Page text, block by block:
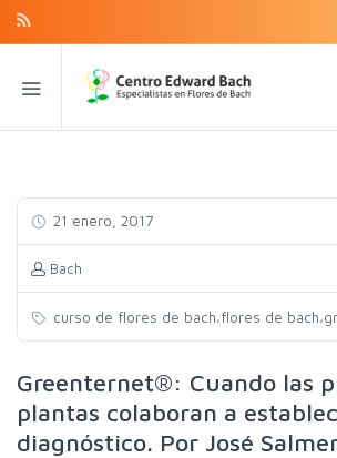
21 enero, 2017
Bach
curso de flores de bach,flores de bach,
Greenternet®: Cuando las
plantas colaboran a
diagnóstico. Por José